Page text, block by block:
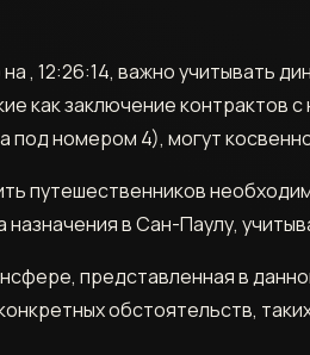
, 12:26:14, важно учитывать
как заключение
под номером 4), могут
путешественников
назначения в Сан-Паулу,
представленная в
обстоятельств,